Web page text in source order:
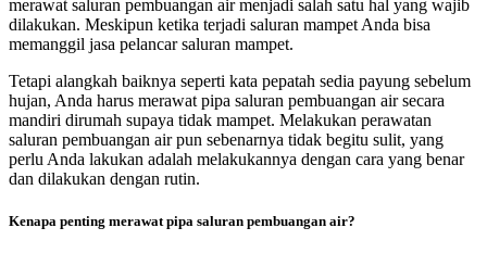
merawat saluran pembuangan air menjadi salah satu hal yang wajib
dilakukan. Meskipun ketika terjadi saluran mampet Anda bisa
memanggil jasa pelancar saluran mampet.
Tetapi alangkah baiknya seperti kata pepatah sedia payung sebelum
hujan, Anda harus merawat pipa saluran pembuangan air secara
mandiri dirumah supaya tidak mampet. Melakukan perawatan
saluran pembuangan air pun sebenarnya tidak begitu sulit, yang
perlu Anda lakukan adalah melakukannya dengan cara yang benar
dan dilakukan dengan rutin.
Kenapa penting merawat pipa saluran pembuangan air?